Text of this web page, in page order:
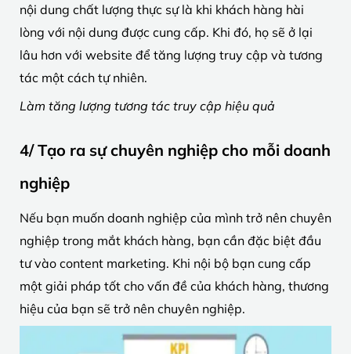
nội dung chất lượng thực sự là khi khách hàng hài
lòng với nội dung được cung cấp. Khi đó, họ sẽ ở lại
lâu hơn với website để tăng lượng truy cập và tương
tác một cách tự nhiên.
Làm tăng lượng tương tác truy cập hiệu quả
4/ Tạo ra sự chuyên nghiệp cho mỗi doanh
nghiệp
Nếu bạn muốn doanh nghiệp của mình trở nên chuyên
nghiệp trong mắt khách hàng, bạn cần đặc biệt đầu
tư vào content marketing. Khi nội bộ bạn cung cấp
một giải pháp tốt cho vấn đề của khách hàng, thương
hiệu của bạn sẽ trở nên chuyên nghiệp.